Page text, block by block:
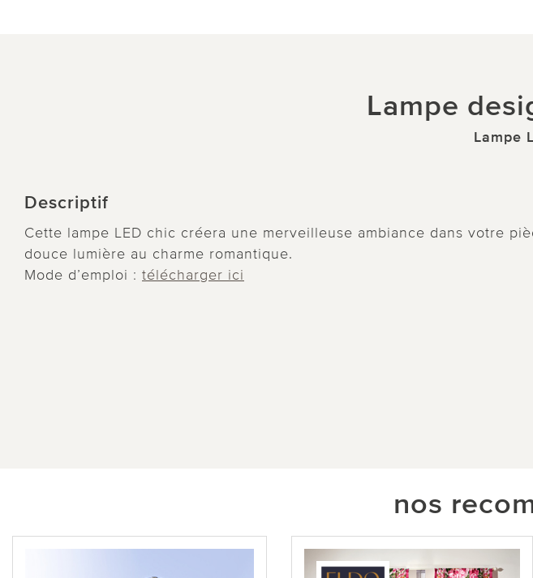
Lampe
Lampe
Descriptif
Cette lampe LED chic créera une merveilleuse ambiance dans votre
douce lumière au charme romantique.
Mode d’emploi : télécharger ici
nos